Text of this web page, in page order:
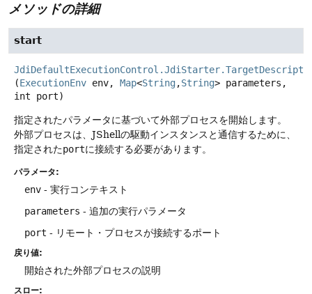
メソッドの詳細
start
(ExecutionEnv env, Map<String,String> parameters,
int port)
指定されたパラメータに基づいて外部プロセスを開始します。
外部プロセスは、JShellの駆動インスタンスと通信するために、
指定されたportに接続する必要があります。
パラメータ:
env - 実行コンテキスト
parameters - 追加の実行パラメータ
port - リモート・プロセスが接続するポート
戻り値:
開始された外部プロセスの説明
スロー: